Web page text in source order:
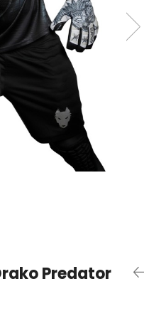
Predator